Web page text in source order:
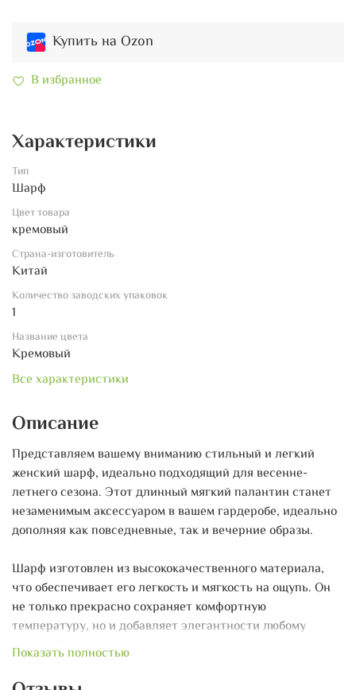
Купить на Ozon
В избранное
Характеристики
Тип
Шарф
Цвет товара
кремовый
Страна-изготовитель
Китай
Количество заводских упаковок
1
Название цвета
Кремовый
Все характеристики
Описание
Представляем вашему вниманию стильный и легкий
женский шарф, идеально подходящий для весенне-
летнего сезона. Этот длинный мягкий палантин станет
незаменимым аксессуаром в вашем гардеробе, идеально
дополняя как повседневные, так и вечерние образы.
Шарф изготовлен из высококачественного материала,
что обеспечивает его легкость и мягкость на ощупь. Он
не только прекрасно сохраняет комфортную
температуру, но и добавляет элегантности любому
наряду. Его универсальный размер позволяет носить его
носите на плечах – используйте свою фантазию!
Показать полностью